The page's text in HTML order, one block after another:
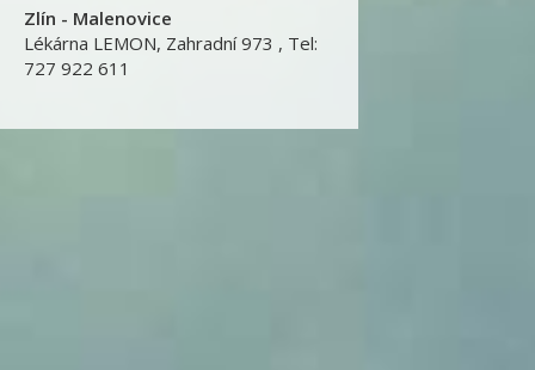
Zlín - Malenovice
Lékárna LEMON, Zahradní 973 , Tel:
727 922 611